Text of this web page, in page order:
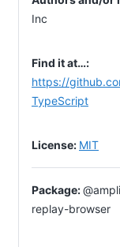
Inc
https://
TypeScript
MIT
replay-browser